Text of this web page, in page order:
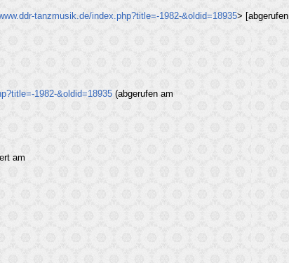
tanzmusik.de/index.php?title=-1982-&oldid=18935> [abgerufen
1982-&oldid=18935 (abgerufen am
am